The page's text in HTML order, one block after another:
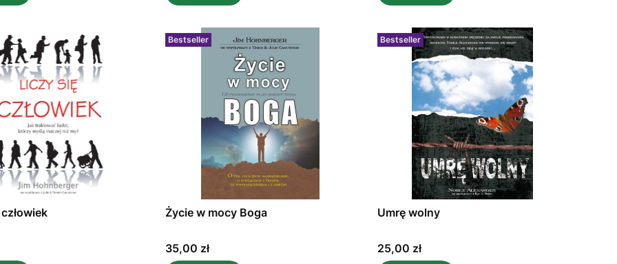
Bestseller
Życie w mocy Boga
Cena
35,00 zł
Bestseller
Umrę wolny
Cena
25,00 zł